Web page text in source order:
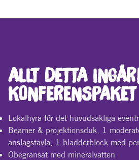
ALLT DETTA
KONFERENSPAKET
Lokalhyra för det huvudsakliga
Beamer & projektionsduk, 1
anslagstavla, 1 blädderblock med
Obegränsat med mineralvatten